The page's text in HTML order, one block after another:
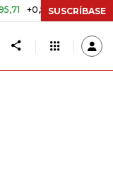
TASA DE USURA
SUSCRÍBASE